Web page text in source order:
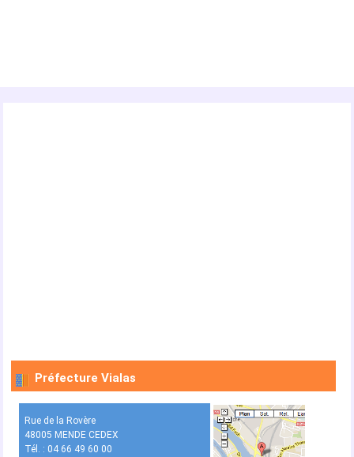
Préfecture Vialas
Rue de la Rovère
48005 MENDE CEDEX
Tél. : 04 66 49 60 00